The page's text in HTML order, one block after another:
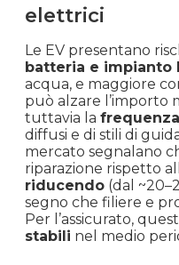
elettrici
Le EV presentano
batteria e impianto
acqua, e maggiore
può alzare l’importo
tuttavia la frequenza
diffusi e di stili di
mercato segnalano
riparazione rispetto
riducendo (dal
segno che filiere e
Per l’assicurato,
stabili nel medio